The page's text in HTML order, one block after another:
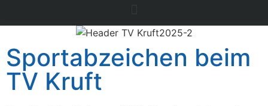
Sportabzeichen beim
TV Kruft